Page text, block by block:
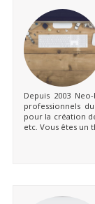
Depuis 2003
professionnels
pour la création
etc. Vous êtes un